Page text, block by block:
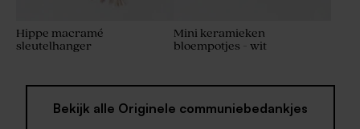
Hippe macramé
sleutelhanger
Mini keramieken
bloempotjes - wit
Bekijk alle Originele communiebedankjes